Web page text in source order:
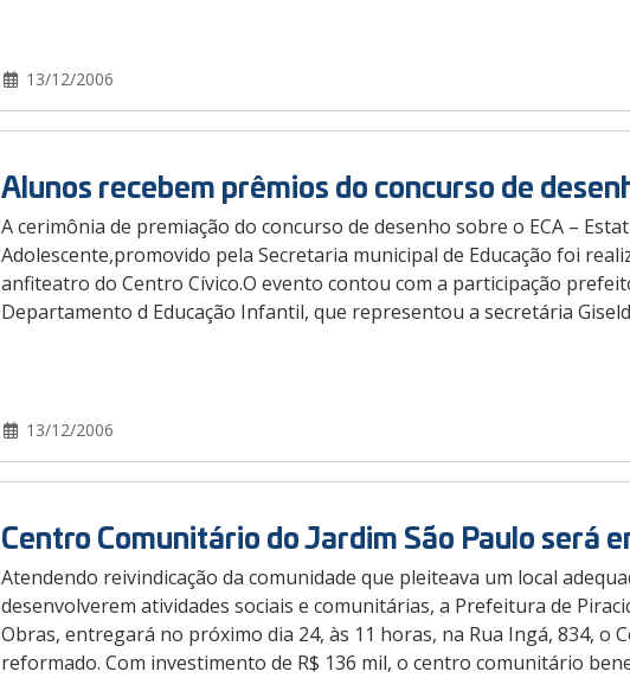
13/12/2006
Alunos recebem prêmios do concurso de
A cerimônia de premiação do concurso de desenho sobre o ECA –
Adolescente,promovido pela Secretaria municipal de Educação foi
anfiteatro do Centro Cívico.O evento contou com a participação
Departamento d Educação Infantil, que representou a secretária
13/12/2006
Centro Comunitário do Jardim São Paulo será
Atendendo reivindicação da comunidade que pleiteava um local
desenvolverem atividades sociais e comunitárias, a Prefeitura de
Obras, entregará no próximo dia 24, às 11 horas, na Rua Ingá, 834, o
reformado. Com investimento de R$ 136 mil, o centro comunitário